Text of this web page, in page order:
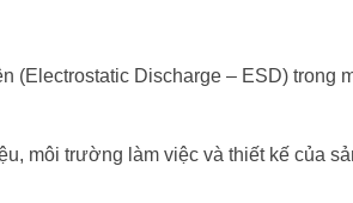
(Electrostatic Discharge – ESD) trong
môi trường làm việc và thiết kế của